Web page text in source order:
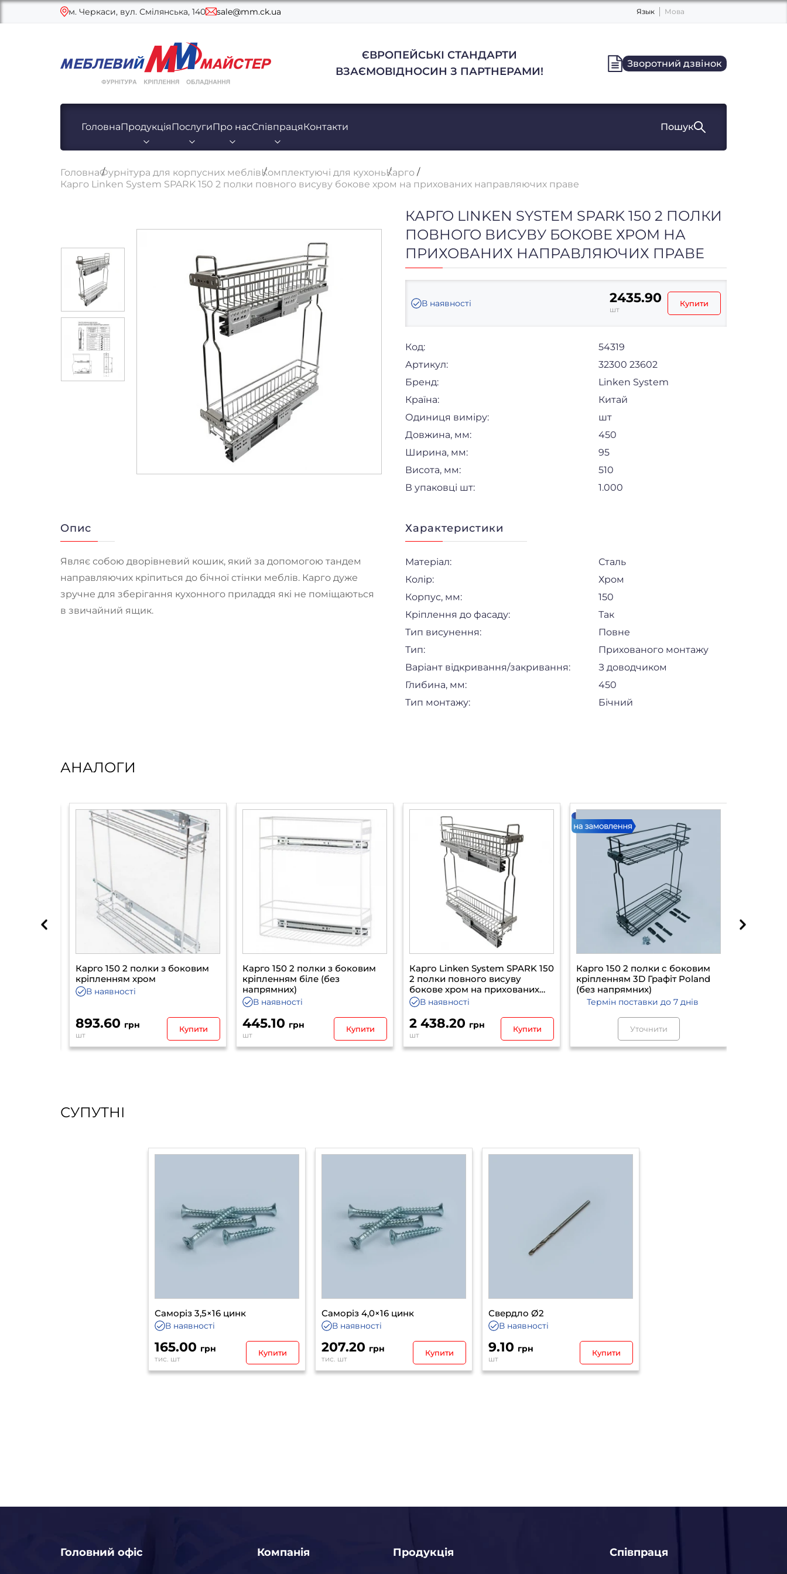
м. Черкаси, вул. Смілянська, 140 sale@mm.ck.ua Язык Мова
ЄВРОПЕЙСЬКІ СТАНДАРТИ
ВЗАЄМОВІДНОСИН З ПАРТНЕРАМИ!
Зворотний дзвінок
ГоловнаПродукція ПослугиПро насСпівпраця Контакти Пошук
ГоловнаФурнітура для корпусних меблівКомплектуючі для кухоньКарго
Карго Linken System SPARK 150 2 полки повного висуву бокове хром на прихованих направляючих праве
КАРГО LINKEN SYSTEM SPARK 150 2 ПОЛКИ
ПОВНОГО ВИСУВУ БОКОВЕ ХРОМ НА
ПРИХОВАНИХ НАПРАВЛЯЮЧИХ ПРАВЕ
В наявності 2435.90
шт
Купити
Код:
54319
Артикул:
32300 23602
Бренд:
Linken System
Країна:
Китай
Одиниця виміру:
шт
Довжина, мм:
450
Ширина, мм:
95
Висота, мм:
510
В упаковці шт:
1.000
Опис
Являє собою дворівневий кошик, який за допомогою тандем
направляючих кріпиться до бічної стінки меблів. Карго дуже
зручне для зберігання кухонного приладдя які не поміщаються
в звичайний ящик.
Характеристики
Матеріал:
Сталь
Колір:
Хром
Корпус, мм:
150
Кріплення до фасаду:
Так
Тип висунення:
Повне
Тип:
Прихованого монтажу
Варіант відкривання/закривання:
З доводчиком
Глибина, мм:
450
Тип монтажу:
Бічний
АНАЛОГИ
Карго 150 2 полки з боковим
кріпленням хром
В наявності
893.60 грн
шт
Купити
Карго 150 2 полки з боковим
кріпленням біле (без
напрямних)
В наявності
445.10 грн
шт
Купити
Карго Linken System SPARK 150
2 полки повного висуву
бокове хром на прихованих
направляючих ліве
В наявності
2 438.20 грн
шт
Купити
Карго 150 2 полки с боковим
кріпленням 3D Графіт Poland
(без напрямних)
Термін поставкидо 7 днів
Уточнити
СУПУТНІ
Саморіз 3,5×16 цинк
В наявності
165.00 грн
тис. шт
Купити
Саморіз 4,0×16 цинк
В наявності
207.20 грн
тис. шт
Купити
Свердло Ø2
В наявності
9.10 грн
шт
Купити
Головний офіс Компанія Продукція Співпраця